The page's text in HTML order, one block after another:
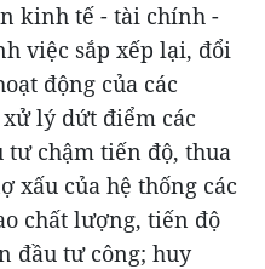
kinh tế - tài chính -
việc sắp xếp lại, đổi
động của các
lý dứt điểm các
tư chậm tiến độ, thua
xấu của hệ thống các
chất lượng, tiến độ
đầu tư công; huy